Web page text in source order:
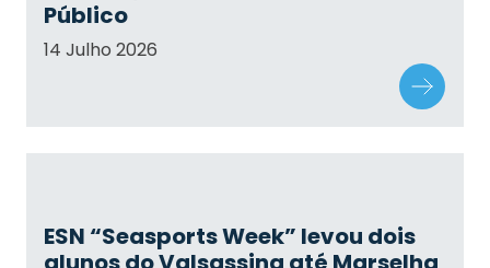
Público
14 Julho 2026
ESN “Seasports Week” levou dois